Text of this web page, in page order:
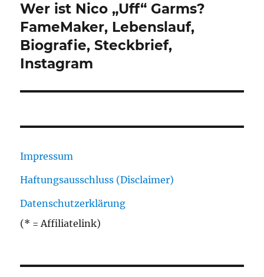
Nächster
Beitrag:
Wer ist Nico „Uff“ Garms?
FameMaker, Lebenslauf,
Biografie, Steckbrief,
Instagram
Impressum
Haftungsausschluss (Disclaimer)
Datenschutzerklärung
(* = Affiliatelink)